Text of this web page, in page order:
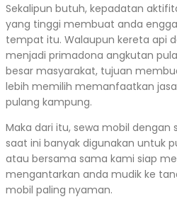
Sekalipun butuh, kepadatan
yang tinggi membuat anda
tempat itu. Walaupun kereta api
menjadi primadona angkutan
besar masyarakat, tujuan
lebih memilih memanfaatkan
pulang kampung.
Maka dari itu, sewa mobil dengan
saat ini banyak digunakan untuk
atau bersama sama kami siap
mengantarkan anda mudik ke
mobil paling nyaman.